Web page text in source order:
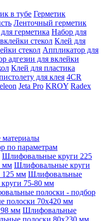
в тубе Герметик
Ленточный герметик
герметика Набор для
стекол Клей для
стекол Аппликатор для
адгезии для вклейки
Клей для пластика
для клея 4CR
Jeta Pro KROY Radex
по параметрам
Шлифовальные круги 225
мм Шлифовальные круги
125 мм Шлифовальные
75-80 мм
полоски - подбор
полоски 70x420 мм
мм Шлифовальные
полоски 80x230 мм